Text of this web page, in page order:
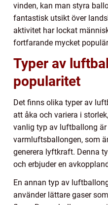
vinden, kan man styra
fantastisk utsikt över
aktivitet har lockat
fortfarande mycket
Typer av
popularitet
Det finns olika typer av
att åka och variera i
vanlig typ av luftballong
varmluftsballongen, som
generera lyftkraft. Denna
och erbjuder en
En annan typ av
använder lättare gaser